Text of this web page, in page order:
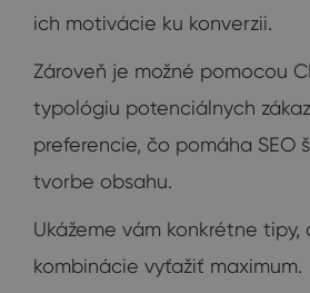
ich motivácie ku konverzii.
Zároveň je možné pomocou
typológiu potenciálnych
preferencie, čo pomáha SEO
tvorbe obsahu.
Ukážeme vám konkrétne tipy,
kombinácie vyťažiť maximum.